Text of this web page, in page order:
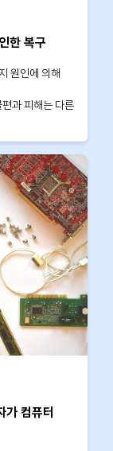
한 복구
원인에 의해
과 피해는 다른
가 컴퓨터